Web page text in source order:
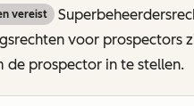
vereist
voor prospectors
de prospector in te stellen.